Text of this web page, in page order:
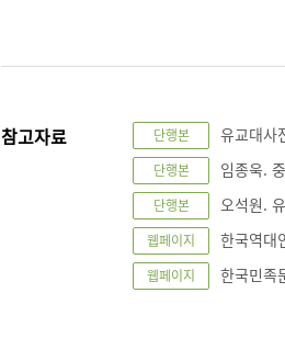
참고자료 단행본 유교대사
단행본 임종욱.
단행본 오석원.
웹페이지 한국역대
웹페이지 한국민족